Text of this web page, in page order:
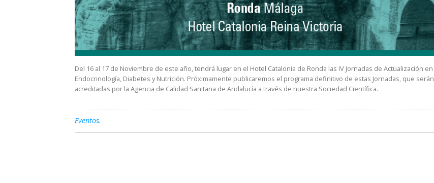
Del 16 al 17 de Noviembre de este año, tendrá lugar en el Hotel Catalonia de Ronda las IV Jornadas de Actualización en
Endocrinología, Diabetes y Nutrición. Próximamente publicaremos el programa definitivo de estas Jornadas, que serán
acreditadas por la Agencia de Calidad Sanitaria de Andalucía a través de nuestra Sociedad Científica.
Eventos.